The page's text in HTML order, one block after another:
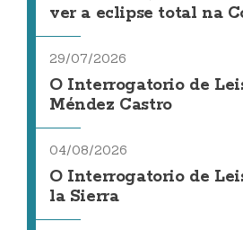
ver a eclipse total na
29/07/2026
O Interrogatorio de
Méndez Castro
04/08/2026
O Interrogatorio de
la Sierra